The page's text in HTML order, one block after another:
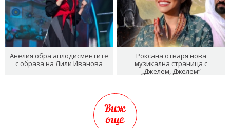
Анелия обра аплодисментите
с образа на Лили Иванова
Роксана отваря нова
музикална страница с
„Джелем, Джелем“
Виж
още